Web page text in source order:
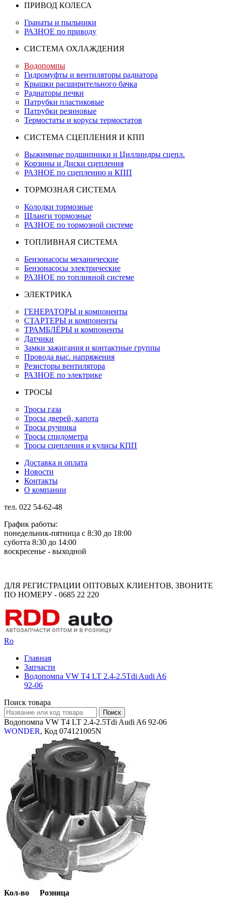
ПРИВОД КОЛЕСА
Гранаты и пыльники
РАЗНОЕ по приводу
СИСТЕМА ОХЛАЖДЕНИЯ
Водопомпы
Гидромуфты и вентиляторы радиатора
Крышки расширительного бачка
Радиаторы печки
Патрубки пластиковые
Патрубки резиновые
Термостаты и корусы термостатов
СИСТЕМА СЦЕПЛЕНИЯ И КПП
Выжимные подшипники и Циллиндры сцепл.
Корзины и Диски сцепления
РАЗНОЕ по сцеплению и КПП
ТОРМОЗНАЯ СИСТЕМА
Колодки тормозные
Шланги тормозные
РАЗНОЕ по тормозной системе
ТОПЛИВНАЯ СИСТЕМА
Бензонасосы механические
Бензонасосы электрические
РАЗНОЕ по топливной системе
ЭЛЕКТРИКА
ГЕНЕРАТОРЫ и компоненты
СТАРТЕРЫ и компоненты
ТРАМБЛЁРЫ и компоненты
Датчики
Замки зажигания и контактные группы
Провода выс. напряжения
Резисторы вентилятора
РАЗНОЕ по электрике
ТРОСЫ
Тросы газа
Тросы дверей, капота
Тросы ручника
Тросы спидометра
Тросы сцепления и кулисы КПП
Доставка и оплата
Новости
Контакты
О компании
тел. 022 54-62-48
График работы:
понедельник-пятница с 8:30 до 18:00
суботта 8:30 до 14:00
воскресенье - выходной
ДЛЯ РЕГИСТРАЦИИ ОПТОВЫХ КЛИЕНТОВ, ЗВОНИТЕ
ПО НОМЕРУ - 0685 22 220
Ro
Главная
Запчасти
Водопомпа VW Т4 LT 2.4-2.5Tdi Audi A6
92-06
Поиск товара
Водопомпа VW Т4 LT 2.4-2.5Tdi Audi A6 92-06
WONDER, Код 074121005N
Кол-во Розница